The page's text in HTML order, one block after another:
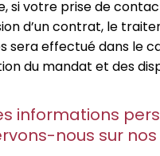
si votre prise de
d’un contrat, le
sera effectué dans le
du mandat et des
informations
nous sur